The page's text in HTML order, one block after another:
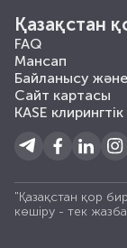
Қазақстан
FAQ
Мансап
Байланысу
Сайт картасы
KASE
"Қазақстан қор
көшiру - тек